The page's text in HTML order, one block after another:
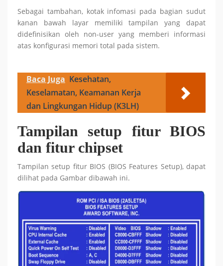
Sebagai tambahan, kotak infomasi pada bagian sudut
kanan bawah layar memiliki tampilan yang dapat
didefinisikan oleh non-user yang memberi informasi
atas konfigurasi memori total pada sistem.
Baca Juga Kesehatan,
Keselamatan, Keamanan Kerja
dan Lingkungan Hidup (K3LH)
Tampilan setup fitur BIOS
dan fitur chipset
Tampilan setup fitur BIOS (BIOS Features Setup), dapat
dilihat pada Gambar dibawah ini.